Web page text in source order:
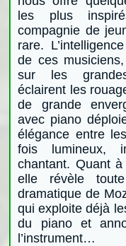
les plus
compagnie de
rare.
de ces
sur les
éclairent les
de grande
avec piano
élégance entre
fois lumineux,
chantant. Quant
elle révèle
dramatique de
qui exploite déjà
du piano et
l’instrument…